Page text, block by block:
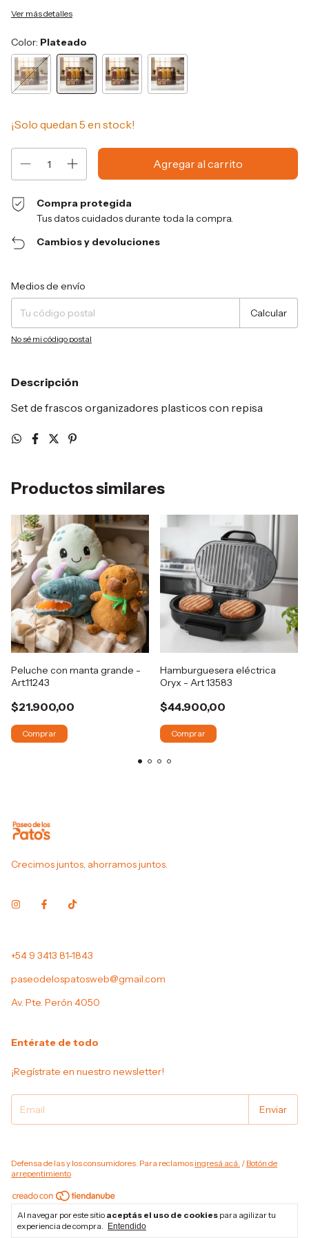
Al navegar por este sitio aceptás el uso de cookies para agilizar tu
experiencia de compra.
Entendido
Ver más detalles
Color: Plateado
¡Solo quedan 5 en stock!
Compra protegida
Tus datos cuidados durante toda la compra.
Cambios y devoluciones
Entregas para el CP:
Medios de envío
Calcular
No sé mi código postal
Descripción
Set de frascos organizadores plasticos con repisa
Productos similares
Peluche con manta grande -
Art.11243
$21.900,00
Comprar
Hamburguesera eléctrica
Oryx - Art 13583
$44.900,00
Crecimos juntos, ahorramos juntos.
+54 9 3413 81-1843
paseodelospatosweb@gmail.com
Av. Pte. Perón 4050
Entérate de todo
¡Regístrate en nuestro newsletter!
Defensa de las y los consumidores. Para reclamos ingresá acá. / Botón de
arrepentimiento
Copyright paseodelospatos - 2026. Todos los derechos reservados.